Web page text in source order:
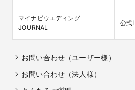
マイナビウエディング
JOURNAL
公式
お問い合わせ（ユーザー様）
お問い合わせ（法人様）